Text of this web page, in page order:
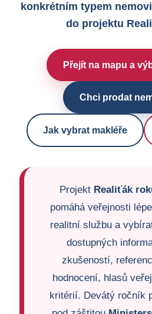
konkrétním typem
do projektu
Přejít na mapu a
Chci prodat
Jak vybrat makléře
Projekt Realiťák
pomáhá veřejnosti
realitní službu a
dostupných
zkušeností,
hodnocení, hlasů
kritérií. Devátý ročník